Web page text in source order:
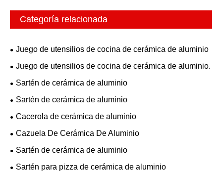
Categoría relacionada
Juego de utensilios de cocina de cerámica de aluminio
Juego de utensilios de cocina de cerámica de aluminio.
Sartén de cerámica de aluminio
Sartén de cerámica de aluminio
Cacerola de cerámica de aluminio
Cazuela De Cerámica De Aluminio
Sartén de cerámica de aluminio
Sartén para pizza de cerámica de aluminio